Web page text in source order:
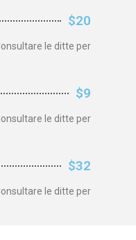
$20
le ditte per
$9
le ditte per
$32
le ditte per